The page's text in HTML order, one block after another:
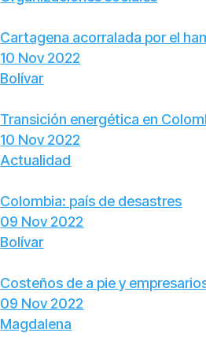
Cartagena acorralada por el
10 Nov 2022
Bolívar
Transición energética en
10 Nov 2022
Actualidad
Colombia: país de desastres
09 Nov 2022
Bolívar
Costeños de a pie y
09 Nov 2022
Magdalena